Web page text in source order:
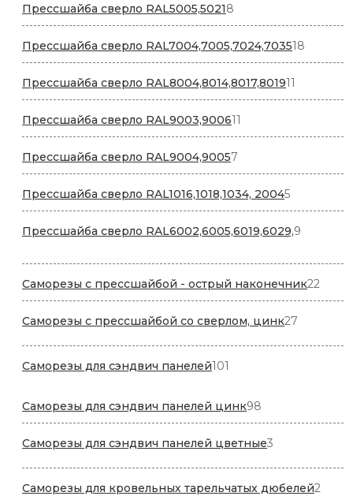
Прессшайба сверло RAL5005,50218
товаров
Прессшайба сверло RAL7004,7005,7024,703518
товаров
Прессшайба сверло RAL8004,8014,8017,801911
товаров
Прессшайба сверло RAL9003,900611
товаров
Прессшайба сверло RAL9004,90057
товаров
Прессшайба сверло RAL1016,1018,1034, 200455
товаров
Прессшайба сверло RAL6002,6005,6019,6029,9
Саморезы с прессшайбой - острый наконечник22
Саморезы с прессшайбой со сверлом, цинк27
Саморезы для сэндвич панелей101
Саморезы для сэндвич панелей цинк98
товаров
Саморезы для сэндвич панелей цветные3
Саморезы для кровельных тарельчатых дюбелей2